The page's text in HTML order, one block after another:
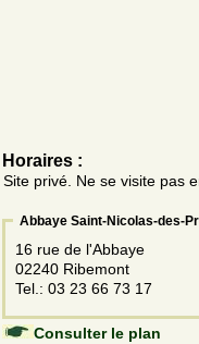
Horaires :
Site privé. Ne se visite pas
Abbaye Saint-Nicolas-des-
16 rue de l'Abbaye
02240 Ribemont
Tel.: 03 23 66 73 17
Consulter le plan